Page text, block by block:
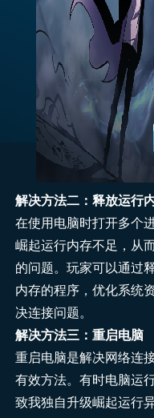
解决方法二：释放运行
在使用电脑时打开多个
崛起运行内存不足，从
的问题。玩家可以通过
内存的程序，优化系统
决连接问题。
解决方法三：重启电脑
重启电脑是解决网络连
有效方法。有时电脑运
致我独自升级崛起运行